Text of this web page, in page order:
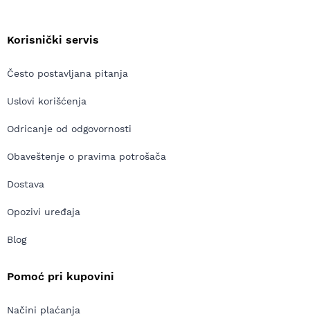
Korisnički servis
Često postavljana pitanja
Uslovi korišćenja
Odricanje od odgovornosti
Obaveštenje o pravima potrošača
Dostava
Opozivi uređaja
Blog
Pomoć pri kupovini
Načini plaćanja